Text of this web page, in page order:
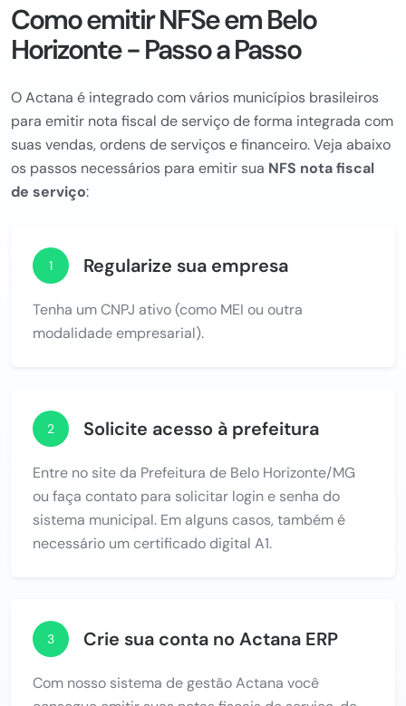
Como emitir NFSe em Belo
Horizonte - Passo a Passo
O Actana é integrado com vários municípios brasileiros
para emitir nota fiscal de serviço de forma integrada com
suas vendas, ordens de serviços e financeiro. Veja abaixo
os passos necessários para emitir sua NFS nota fiscal
de serviço:
1 Regularize sua empresa
Tenha um CNPJ ativo (como MEI ou outra
modalidade empresarial).
2 Solicite acesso à prefeitura
Entre no site da Prefeitura de Belo Horizonte/MG
ou faça contato para solicitar login e senha do
sistema municipal. Em alguns casos, também é
necessário um certificado digital A1.
3 Crie sua conta no Actana ERP
Com nosso sistema de gestão Actana você